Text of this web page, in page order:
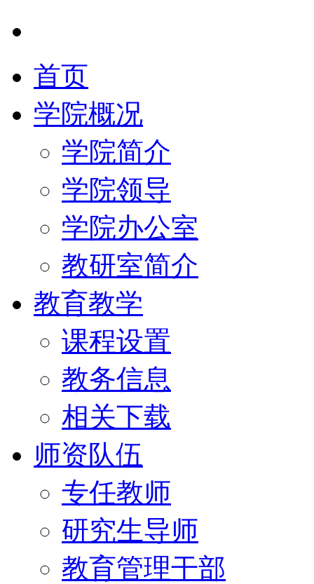
首页
学院概况
学院简介
学院领导
学院办公室
教研室简介
教育教学
课程设置
教务信息
相关下载
师资队伍
专任教师
研究生导师
教育管理干部